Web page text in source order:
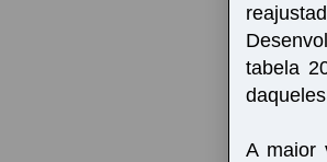
tabela
A maior